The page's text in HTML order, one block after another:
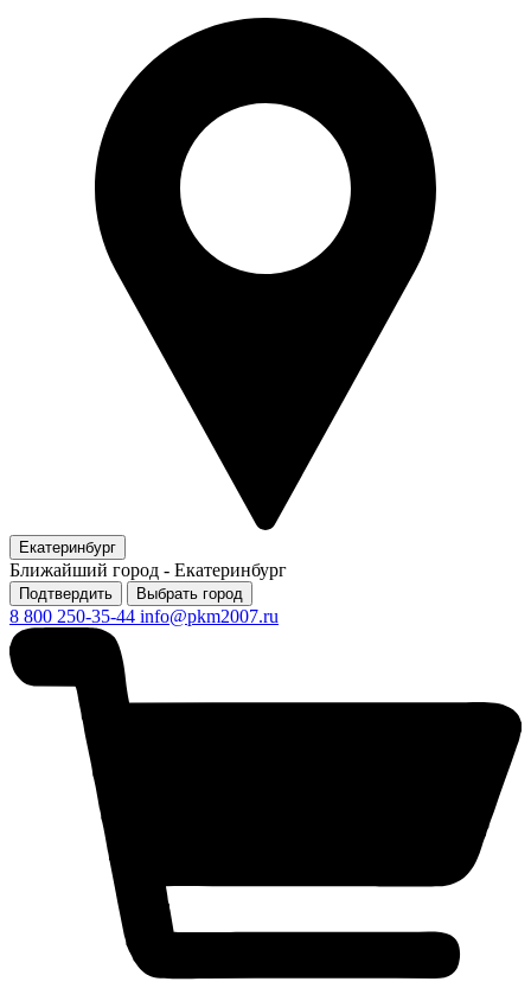
Екатеринбург
Ближайший город - Екатеринбург
Подтвердить Выбрать город
8 800 250-35-44 info@pkm2007.ru